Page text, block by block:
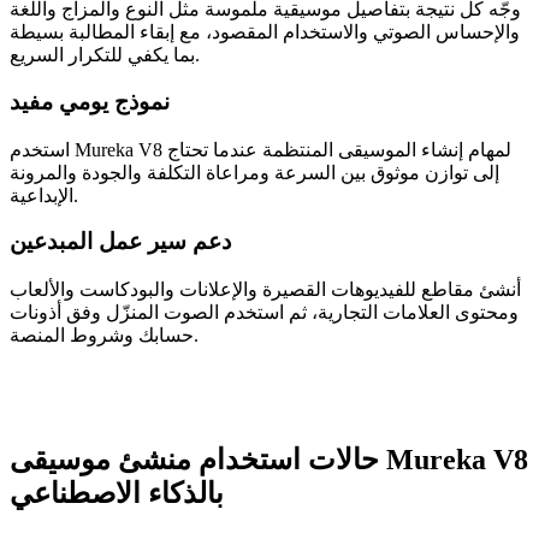
وجّه كل نتيجة بتفاصيل موسيقية ملموسة مثل النوع والمزاج واللغة
والإحساس الصوتي والاستخدام المقصود، مع إبقاء المطالبة بسيطة
بما يكفي للتكرار السريع.
نموذج يومي مفيد
استخدم Mureka V8 لمهام إنشاء الموسيقى المنتظمة عندما تحتاج
إلى توازن موثوق بين السرعة ومراعاة التكلفة والجودة والمرونة
الإبداعية.
دعم سير عمل المبدعين
أنشئ مقاطع للفيديوهات القصيرة والإعلانات والبودكاست والألعاب
ومحتوى العلامات التجارية، ثم استخدم الصوت المنزّل وفق أذونات
حسابك وشروط المنصة.
حالات استخدام منشئ موسيقى Mureka V8
بالذكاء الاصطناعي